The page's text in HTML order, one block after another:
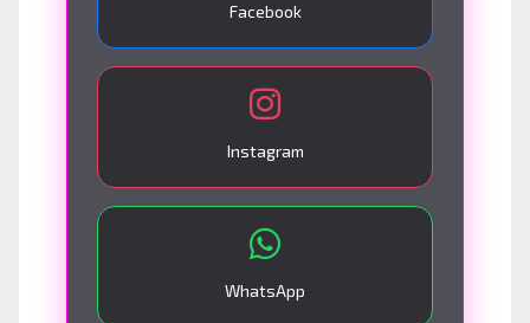
Facebook
Instagram
WhatsApp